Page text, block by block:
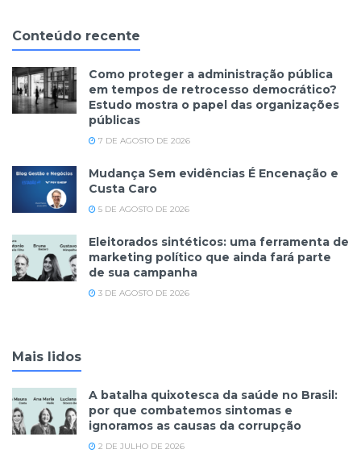
Conteúdo recente
Como proteger a administração pública
em tempos de retrocesso democrático?
Estudo mostra o papel das organizações
públicas
7 DE AGOSTO DE 2026
Mudança Sem evidências É Encenação e
Custa Caro
5 DE AGOSTO DE 2026
Eleitorados sintéticos: uma ferramenta de
marketing político que ainda fará parte
de sua campanha
3 DE AGOSTO DE 2026
Mais lidos
A batalha quixotesca da saúde no Brasil:
por que combatemos sintomas e
ignoramos as causas da corrupção
2 DE JULHO DE 2026